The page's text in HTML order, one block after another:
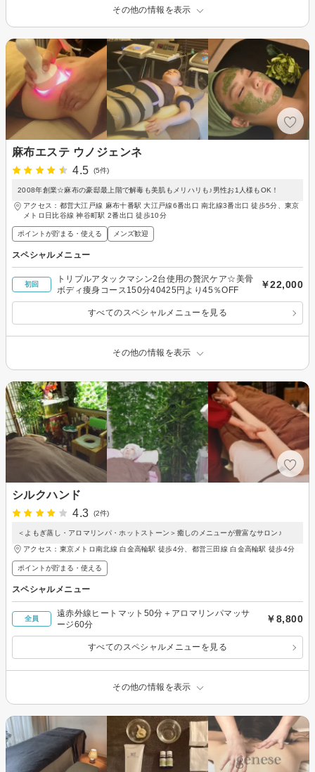
その他の情報を表示
麻布エステ ウノジェンネ
4.5
(5件)
2008年創業☆麻布の豪邸最上階で解毒も美肌もメリハリも♪男性お1人様もOK！
アクセス：都営大江戸線 麻布十番駅 大江戸線6番出口 南北線3番出口 徒歩5分、東京
メトロ日比谷線 神谷町駅 2番出口 徒歩10分
ポイントが貯まる・使える メンズ歓迎
スペシャルメニュー
初回
トリプルアタックマシン2台使用の贅沢ケア☆美骨
ボディ痩身コース150分40425円より45％OFF
￥22,000
すべてのスペシャルメニューを見る
その他の情報を表示
シルクハンド
4.3
(2件)
＜よもぎ蒸し・アロマリンパ・ホットストーン＞癒しのメニューが豊富なサロン♪
アクセス：東京メトロ南北線 白金高輪駅 徒歩4分、都営三田線 白金高輪駅 徒歩4分
ポイントが貯まる・使える
スペシャルメニュー
全員
遠赤外線ヒートマット50分＋アロマリンパマッサ
ージ60分
￥8,800
すべてのスペシャルメニューを見る
その他の情報を表示